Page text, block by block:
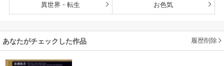
異世界・転生 お色気
あなたがチェックした作品 履歴削除